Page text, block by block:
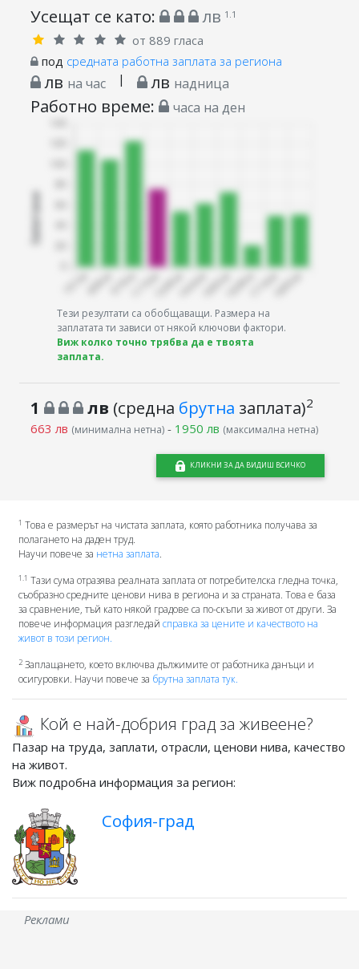
Усещат се като: лв 1.1
от 889 гласа
под средната работна заплата за региона
лв на час | лв надница
Работно време: часа на ден
Тези резултати са обобщаващи. Размера на
заплатата ти зависи от някой ключови фактори.
Виж колко точно трябва да е твоята
заплата.
1 лв (средна брутна заплата)2
663 лв (минимална нетна)- 1950 лв (максимална нетна)
КЛИКНИ ЗА ДА ВИДИШ ВСИЧКО
1 Това е размерът на чистата заплата, която работника получава за
полагането на даден труд.
Научи повече за нетна заплата.
1.1 Тази сума отразява реалната заплата от потребителска гледна точка,
съобразно средните ценови нива в региона и за страната. Това е база
за сравнение, тъй като някой градове са по-скъпи за живот от други. За
повече информация разгледай справка за цените и качеството на
живот в този регион.
2Заплащането, което включва дължимите от работника данъци и
осигуровки. Научи повече за брутна заплата тук.
Кой е най-добрия град за живеене?
Пазар на труда, заплати, отрасли, ценови нива, качество
на живот.
Виж подробна информация за регион:
София-град
Реклами